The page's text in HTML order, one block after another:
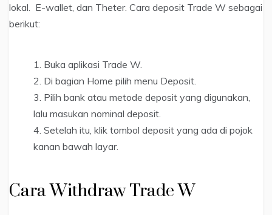
lokal. E-wallet, dan Theter. Cara deposit Trade W sebagai
berikut:
Buka aplikasi Trade W.
Di bagian Home pilih menu Deposit.
Pilih bank atau metode deposit yang digunakan,
lalu masukan nominal deposit.
Setelah itu, klik tombol deposit yang ada di pojok
kanan bawah layar.
Cara Withdraw Trade W